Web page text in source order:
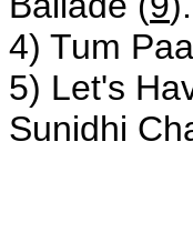
4) Tum
5) Let's
Sunidhi